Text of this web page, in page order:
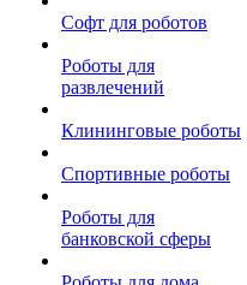
Софт для роботов
Роботы для
развлечений
Клининговые роботы
Спортивные роботы
Роботы для
банковской сферы